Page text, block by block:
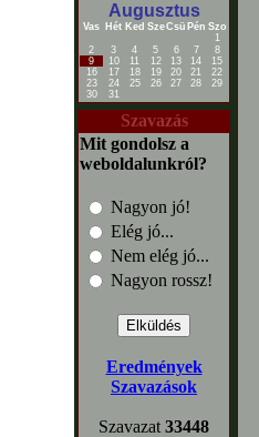
Augusztus
Vas Hét Ked SzeCsü Pén Szo
1
2
3 4 5 6 7
8
9
10 11 12 13 14
15
16
17 18 19 20 21
22
23
24 25 26 27 28
29
30
31
Szavazás
Mit gondolsz a
weboldalunkról?
Nagyon jó!
Elég jó...
Nem elég jó...
Nagyon rossz!
Eredmények
Szavazások
Szavazat 33448